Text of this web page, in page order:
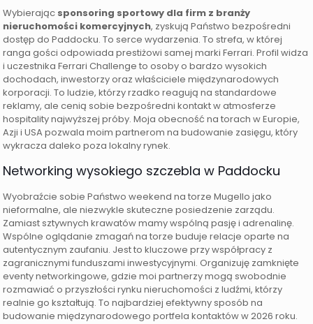
Wybierając sponsoring sportowy dla firm z branży
nieruchomości komercyjnych, zyskują Państwo bezpośredni
dostęp do Paddocku. To serce wydarzenia. To strefa, w której
ranga gości odpowiada prestiżowi samej marki Ferrari. Profil widza
i uczestnika Ferrari Challenge to osoby o bardzo wysokich
dochodach, inwestorzy oraz właściciele międzynarodowych
korporacji. To ludzie, którzy rzadko reagują na standardowe
reklamy, ale cenią sobie bezpośredni kontakt w atmosferze
hospitality najwyższej próby. Moja obecność na torach w Europie,
Azji i USA pozwala moim partnerom na budowanie zasięgu, który
wykracza daleko poza lokalny rynek.
Networking wysokiego szczebla w Paddocku
Wyobraźcie sobie Państwo weekend na torze Mugello jako
nieformalne, ale niezwykle skuteczne posiedzenie zarządu.
Zamiast sztywnych krawatów mamy wspólną pasję i adrenalinę.
Wspólne oglądanie zmagań na torze buduje relacje oparte na
autentycznym zaufaniu. Jest to kluczowe przy współpracy z
zagranicznymi funduszami inwestycyjnymi. Organizuję zamknięte
eventy networkingowe, gdzie moi partnerzy mogą swobodnie
rozmawiać o przyszłości rynku nieruchomości z ludźmi, którzy
realnie go kształtują. To najbardziej efektywny sposób na
budowanie międzynarodowego portfela kontaktów w 2026 roku.